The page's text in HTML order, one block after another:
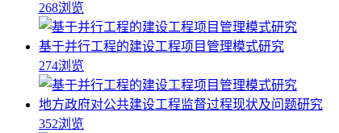
268浏览
基于并行工程的建设工程项目管理模式研究
274浏览
地方政府对公共建设工程监督过程现状及问题研究
352浏览